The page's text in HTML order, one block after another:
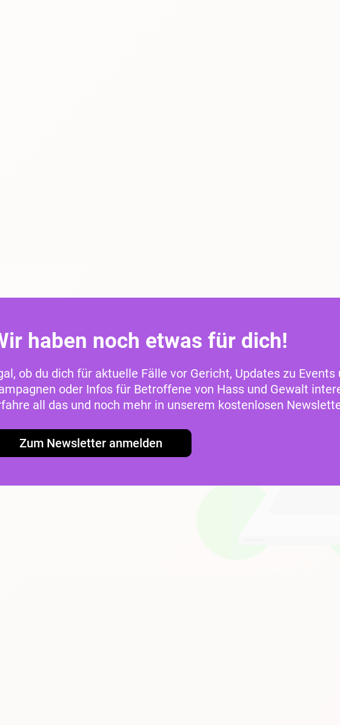
haben noch etwas für dich!
ob du dich für aktuelle Fälle vor Gericht, Updates zu Events
oder Infos für Betroffene von Hass und Gewalt
all das und noch mehr in unserem kostenlosen
Zum Newsletter anmelden